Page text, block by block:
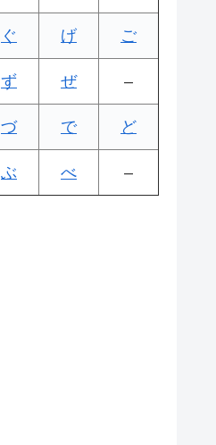
ぐ げ ご
ず ぜ –
づ で ど
ぶ べ –